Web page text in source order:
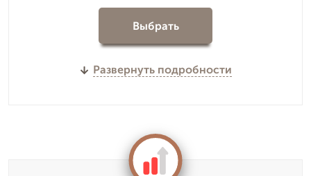
Выбрать
Развернуть подробности